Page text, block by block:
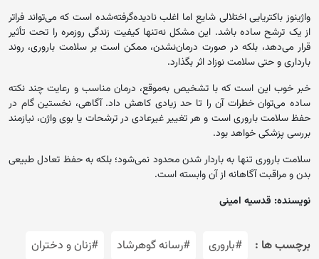
واژینوز باکتریایی اختلالی شایع اما اغلب نادیده‌گرفته‌شده است که می‌تواند فراتر
از یک ترشح ساده باشد. این مشکل نه‌تنها کیفیت زندگی روزمره را تحت تأثیر
قرار می‌دهد، بلکه در صورت درمان‌نشدن، ممکن است بر سلامت باروری، روند
بارداری و حتی سلامت نوزاد اثر بگذارد.
خبر خوب این است که با تشخیص به‌موقع، درمان مناسب و رعایت چند نکته
ساده می‌توان خطرات آن را تا حد زیادی کاهش داد. آگاهی، نخستین گام در
حفظ سلامت باروری است و هر تغییر غیرعادی در ترشحات یا بوی واژن، نیازمند
بررسی پزشکی خواهد بود.
سلامت باروری تنها به باردار شدن محدود نمی‌شود؛ بلکه به حفظ تعادل طبیعی
بدن و مراقبت آگاهانه از آن وابسته است.
نویسنده: قدسیه امینی
برچسب ها : #باروری #رسانه گوهرشاد #زنان و دختران